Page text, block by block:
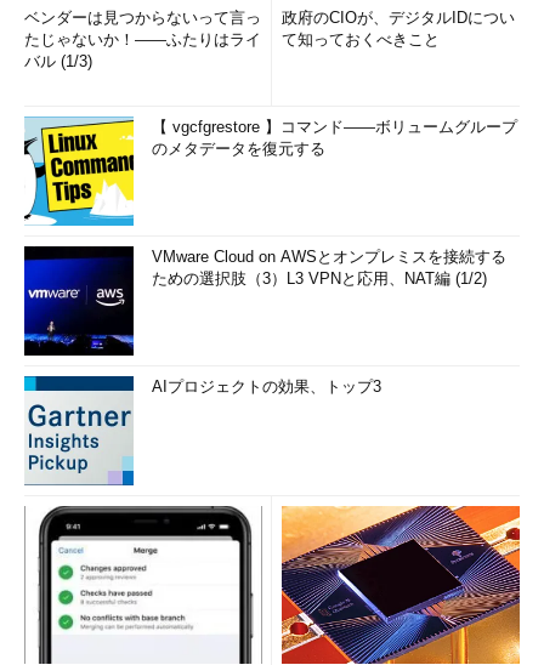
ベンダーは見つからないって言っ
たじゃないか！――ふたりはライ
バル (1/3)
政府のCIOが、デジタルIDについ
て知っておくべきこと
【 vgcfgrestore 】コマンド――ボリュームグループ
のメタデータを復元する
VMware Cloud on AWSとオンプレミスを接続する
ための選択肢（3）L3 VPNと応用、NAT編 (1/2)
AIプロジェクトの効果、トップ3